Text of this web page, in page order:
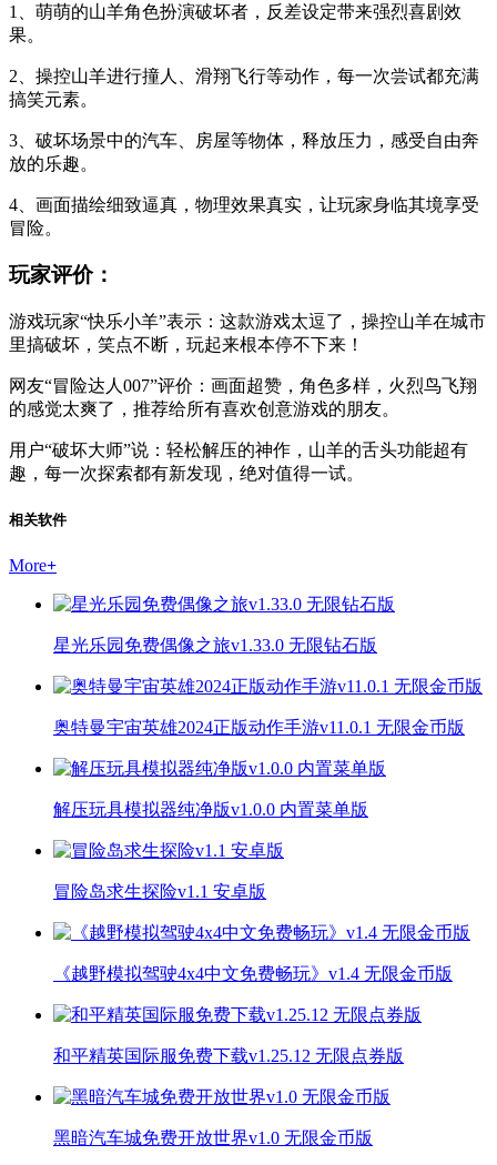
1、萌萌的山羊角色扮演破坏者，反差设定带来强烈喜剧效
果。
2、操控山羊进行撞人、滑翔飞行等动作，每一次尝试都充满
搞笑元素。
3、破坏场景中的汽车、房屋等物体，释放压力，感受自由奔
放的乐趣。
4、画面描绘细致逼真，物理效果真实，让玩家身临其境享受
冒险。
玩家评价：
游戏玩家“快乐小羊”表示：这款游戏太逗了，操控山羊在城市
里搞破坏，笑点不断，玩起来根本停不下来！
网友“冒险达人007”评价：画面超赞，角色多样，火烈鸟飞翔
的感觉太爽了，推荐给所有喜欢创意游戏的朋友。
用户“破坏大师”说：轻松解压的神作，山羊的舌头功能超有
趣，每一次探索都有新发现，绝对值得一试。
相关软件
More+
星光乐园免费偶像之旅v1.33.0 无限钻石版
奥特曼宇宙英雄2024正版动作手游v11.0.1 无限金币版
解压玩具模拟器纯净版v1.0.0 内置菜单版
冒险岛求生探险v1.1 安卓版
《越野模拟驾驶4x4中文免费畅玩》v1.4 无限金币版
和平精英国际服免费下载v1.25.12 无限点券版
黑暗汽车城免费开放世界v1.0 无限金币版